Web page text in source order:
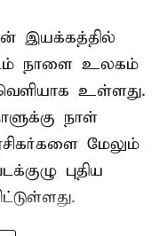
இயக்கத்தில்
நாளை உலகம்
உள்ளது.
நாள்
மேலும்
புதிய